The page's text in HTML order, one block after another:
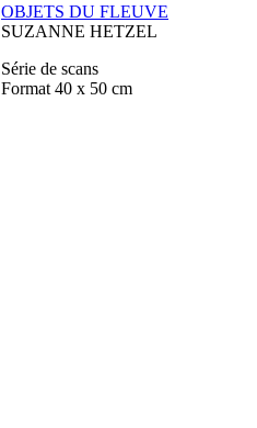
OBJETS DU FLEUVE
SUZANNE HETZEL
Série de scans
Format 40 x 50 cm